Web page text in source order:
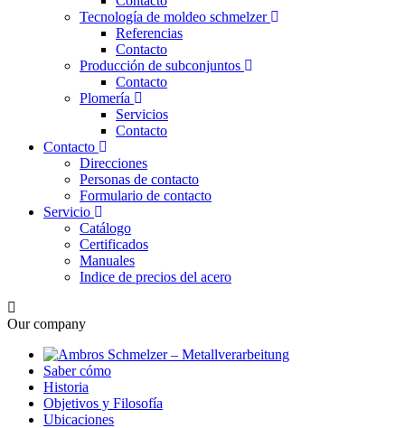
Tecnología de moldeo schmelzer
Referencias
Contacto
Producción de subconjuntos
Contacto
Plomería
Servicios
Contacto
Contacto
Direcciones
Personas de contacto
Formulario de contacto
Servicio
Catálogo
Certificados
Manuales
Indice de precios del acero
Our company
Saber cómo
Historia
Objetivos y Filosofía
Ubicaciones